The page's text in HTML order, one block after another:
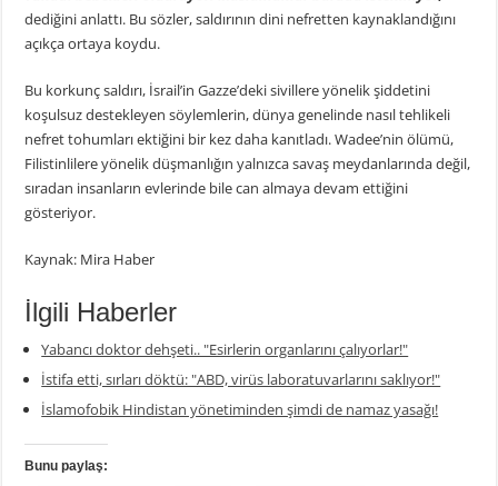
dediğini anlattı. Bu sözler, saldırının dini nefretten kaynaklandığını
açıkça ortaya koydu.
Bu korkunç saldırı, İsrail’in Gazze’deki sivillere yönelik şiddetini
koşulsuz destekleyen söylemlerin, dünya genelinde nasıl tehlikeli
nefret tohumları ektiğini bir kez daha kanıtladı. Wadee’nin ölümü,
Filistinlilere yönelik düşmanlığın yalnızca savaş meydanlarında değil,
sıradan insanların evlerinde bile can almaya devam ettiğini
gösteriyor.
Kaynak: Mira Haber
İlgili Haberler
Yabancı doktor dehşeti.. "Esirlerin organlarını çalıyorlar!"
İstifa etti, sırları döktü: "ABD, virüs laboratuvarlarını saklıyor!"
İslamofobik Hindistan yönetiminden şimdi de namaz yasağı!
Bunu paylaş: